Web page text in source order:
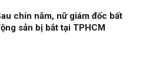
chín năm, nữ giám đốc bất
sản bị bắt tại TPHCM